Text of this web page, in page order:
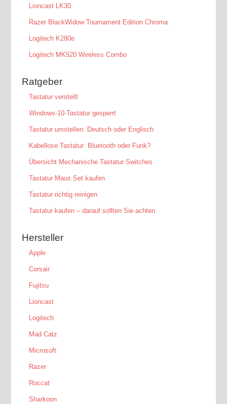
Lioncast LK30
Razer BlackWidow Tournament Edition Chroma
Logitech K280e
Logitech MK520 Wireless Combo
Ratgeber
Tastatur verstellt
Windows-10-Tastatur gesperrt
Tastatur umstellen: Deutsch oder Englisch
Kabellose Tastatur: Bluetooth oder Funk?
Übersicht Mechanische Tastatur Switches
Tastatur Maus Set kaufen
Tastatur richtig reinigen
Tastatur kaufen – darauf sollten Sie achten
Hersteller
Apple
Corsair
Fujitsu
Lioncast
Logitech
Mad Catz
Microsoft
Razer
Roccat
Sharkoon